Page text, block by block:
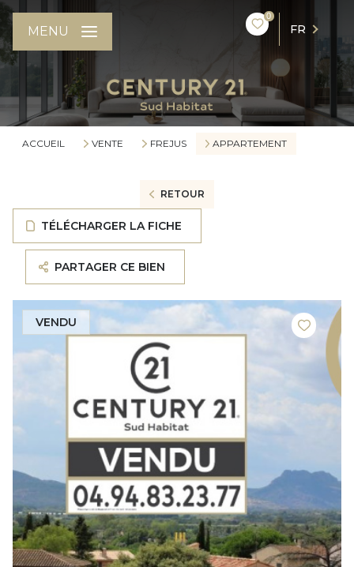
0
FR
MENU
ACCUEIL VENTE FREJUS APPARTEMENT
RETOUR
TÉLÉCHARGER LA FICHE
PARTAGER CE BIEN
VENDU